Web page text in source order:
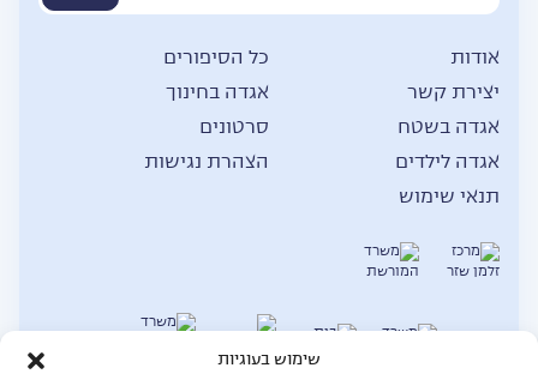
שימוש בעוגיות
אודות
כל הסיפורים
יצירת קשר
הצהרת נגישות
אגדה בחינוך
אגדה בשטח
תנאי שימוש
סרטונים
אגדה לילדים